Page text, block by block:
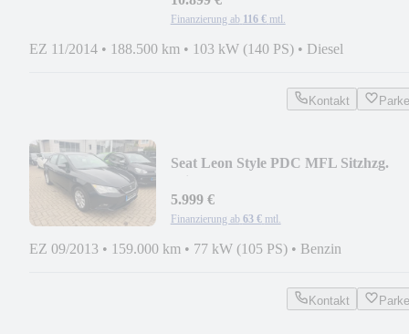
Finanzierung ab 116 € mtl.
EZ 11/2014 • 188.500 km • 103 kW (140 PS) • Diesel
Kontakt
Seat Leon Style PDC MFL Sitzhzg.
5.999 €
Finanzierung ab 63 € mtl.
EZ 09/2013 • 159.000 km • 77 kW (105 PS) • Benzin
Kontakt